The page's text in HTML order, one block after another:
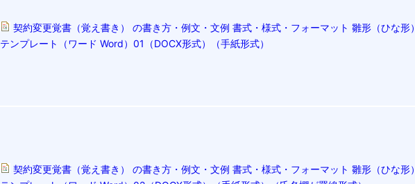
契約変更覚書（覚え書き） の書き方・例文・文例 書式・様式・フォーマット 雛形（ひな形）
テンプレート（ワード Word）01（DOCX形式）（手紙形式）
契約変更覚書（覚え書き） の書き方・例文・文例 書式・様式・フォーマット 雛形（ひな形）